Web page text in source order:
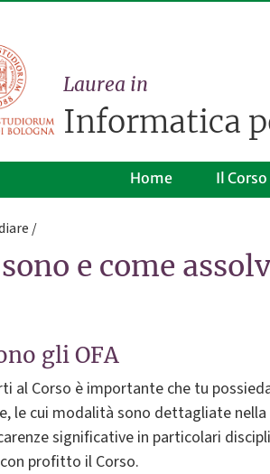
Laurea in
Informatica
Home Il Corso
e come
gli OFA
al Corso è importante che tu
le cui modalità sono dettagliate nella
significative in particolari
profitto il Corso.